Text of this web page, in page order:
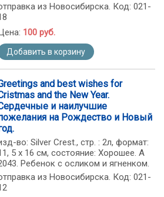
из Новосибирска. Код: 021-
Цена: 100 руб.
Добавить в корзину
and best wishes for
and the New Year.
и наилучшие
на Рождество и Новый
во: Silver Crest., стр. : 2л, формат:
5 х 16 см, состояние: Хорошее. А
Ребенок с осликом и ягненком.
из Новосибирска. Код: 021-